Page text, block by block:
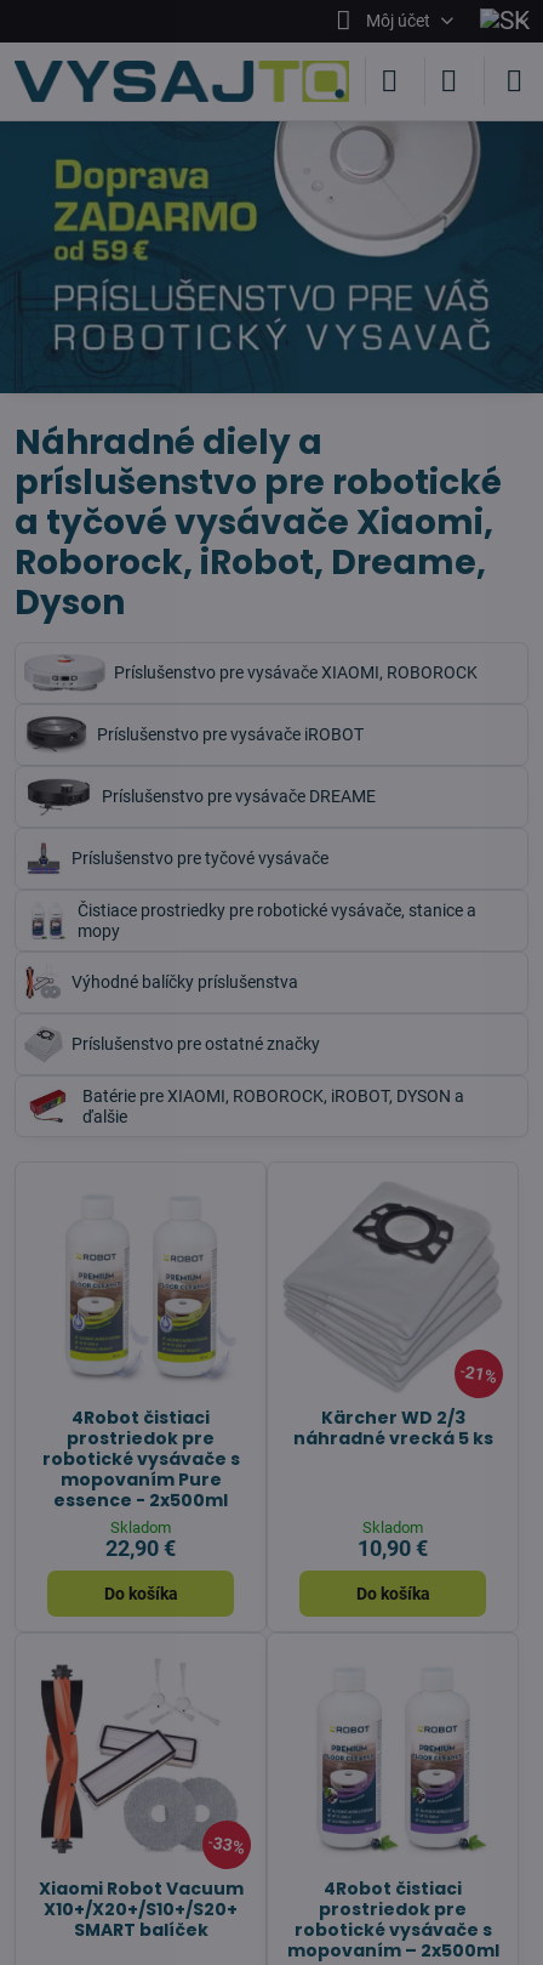
Môj účet
Náhradné diely a
príslušenstvo pre robotické
a tyčové vysávače Xiaomi,
Roborock, iRobot, Dreame,
Dyson
Príslušenstvo pre vysávače XIAOMI, ROBOROCK
Príslušenstvo pre vysávače iROBOT
Príslušenstvo pre vysávače DREAME
Príslušenstvo pre tyčové vysávače
Čistiace prostriedky pre robotické vysávače, stanice a
mopy
Výhodné balíčky príslušenstva
Príslušenstvo pre ostatné značky
Batérie pre XIAOMI, ROBOROCK, iROBOT, DYSON a
ďalšie
4Robot čistiaci
prostriedok pre
robotické vysávače s
mopovaním Pure
essence - 2x500ml
Skladom
22,90 €
Do košíka
21%
Kärcher WD 2/3
náhradné vrecká 5 ks
Skladom
10,90 €
Do košíka
33%
Xiaomi Robot Vacuum
X10+/X20+/S10+/S20+
SMART balíček
4Robot čistiaci
prostriedok pre
robotické vysávače s
mopovaním – 2x500ml